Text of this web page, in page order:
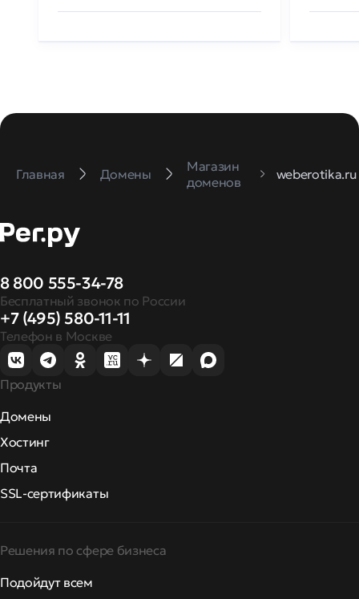
Главная Домены
Магазин
доменов
weberotika.ru
8 800 555-34-78
Бесплатный звонок по России
+7 (495) 580-11-11
Телефон в Москве
Продукты
Домены
Хостинг
Почта
SSL-сертификаты
Решения по сфере бизнеса
Подойдут всем